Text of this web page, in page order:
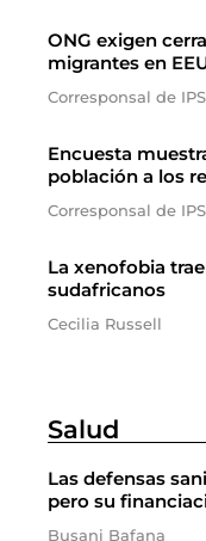
ONG exigen
migrantes en
Corresponsal de IPS
Encuesta
población a los
Corresponsal de IPS
La xenofobia
sudafricanos
Cecilia Russell
Salud
Las defensas
pero su
Busani Bafana